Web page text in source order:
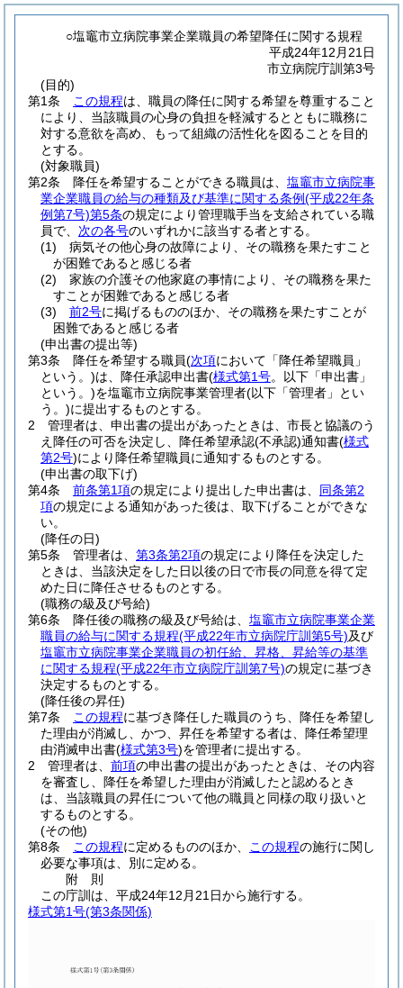
○塩竈市立病院事業企業職員の希望降任に関する規程
平成24年12月21日
市立病院庁訓第3号
(目的)
第1条
この規程は、職員の降任に関する希望を尊重すること
により、当該職員の心身の負担を軽減するとともに職務に
対する意欲を高め、もって組織の活性化を図ることを目的
とする。
(対象職員)
第2条
降任を希望することができる職員は、 塩竈市立病院事
業企業職員の給与の種類及び基準に関する条例(平成22年条
例第7号)第5条の規定により管理職手当を支給されている職
員で、 次の各号のいずれかに該当する者とする。
(1)
病気その他心身の故障により、その職務を果たすこと
が困難であると感じる者
(2)
家族の介護その他家庭の事情により、その職務を果た
すことが困難であると感じる者
(3)
前2号に掲げるもののほか、その職務を果たすことが
困難であると感じる者
(申出書の提出等)
第3条
降任を希望する職員(次項において「降任希望職員」
という。)は、降任承認申出書(様式第1号。以下「申出書」
という。)を塩竈市立病院事業管理者(以下「管理者」とい
う。)に提出するものとする。
2
管理者は、申出書の提出があったときは、市長と協議のう
え降任の可否を決定し、降任希望承認(不承認)通知書(様式
第2号)により降任希望職員に通知するものとする。
(申出書の取下げ)
第4条
前条第1項の規定により提出した申出書は、 同条第2
項の規定による通知があった後は、取下げることができな
い。
(降任の日)
第5条
管理者は、 第3条第2項の規定により降任を決定した
ときは、当該決定をした日以後の日で市長の同意を得て定
めた日に降任させるものとする。
(職務の級及び号給)
第6条
降任後の職務の級及び号給は、 塩竈市立病院事業企業
職員の給与に関する規程(平成22年市立病院庁訓第5号)及び
塩竈市立病院事業企業職員の初任給、昇格、昇給等の基準
に関する規程(平成22年市立病院庁訓第7号)の規定に基づき
決定するものとする。
(降任後の昇任)
第7条
この規程に基づき降任した職員のうち、降任を希望し
た理由が消滅し、かつ、昇任を希望する者は、降任希望理
由消滅申出書(様式第3号)を管理者に提出する。
2
管理者は、 前項の申出書の提出があったときは、その内容
を審査し、降任を希望した理由が消滅したと認めるとき
は、当該職員の昇任について他の職員と同様の取り扱いと
するものとする。
(その他)
第8条
この規程に定めるもののほか、 この規程の施行に関し
必要な事項は、別に定める。
附 則
この庁訓は、平成24年12月21日から施行する。
様式第1号(第3条関係)